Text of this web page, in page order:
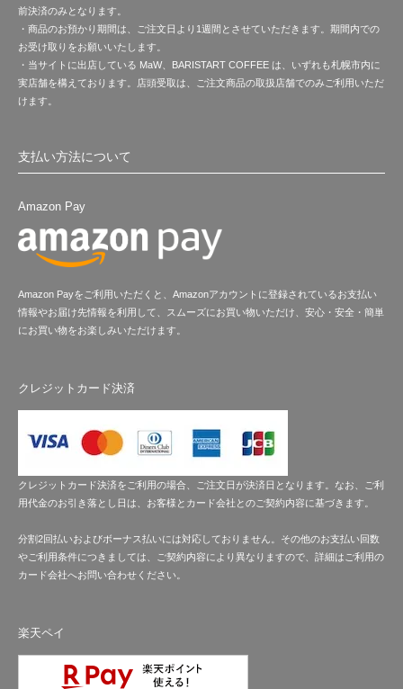
前決済のみとなります。
・商品のお預かり期間は、ご注文日より1週間とさせていただきます。期間内での
お受け取りをお願いいたします。
・当サイトに出店している MaW、BARISTART COFFEE は、いずれも札幌市内に
実店舗を構えております。店頭受取は、ご注文商品の取扱店舗でのみご利用いただ
けます。
支払い方法について
Amazon Pay
Amazon Payをご利用いただくと、Amazonアカウントに登録されているお支払い
情報やお届け先情報を利用して、スムーズにお買い物いただけ、安心・安全・簡単
にお買い物をお楽しみいただけます。
クレジットカード決済
クレジットカード決済をご利用の場合、ご注文日が決済日となります。なお、ご利
用代金のお引き落とし日は、お客様とカード会社とのご契約内容に基づきます。
分割2回払いおよびボーナス払いには対応しておりません。その他のお支払い回数
やご利用条件につきましては、ご契約内容により異なりますので、詳細はご利用の
カード会社へお問い合わせください。
楽天ペイ